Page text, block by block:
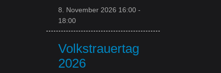
8. November 2026 16:00 -
18:00
Volkstrauertag
2026